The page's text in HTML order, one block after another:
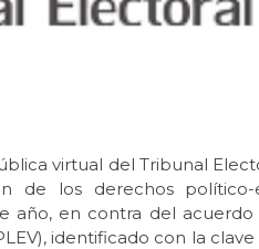
virtual del Tribunal
de los derechos
año, en contra del
identificado con la clave